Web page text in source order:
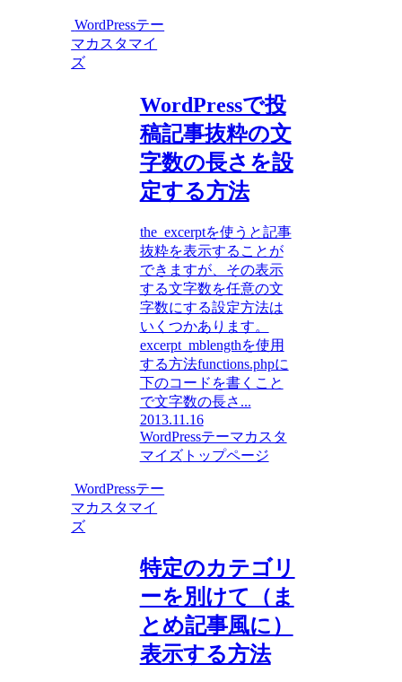
WordPressテー
マカスタマイ
ズ
WordPressで投
稿記事抜粋の文
字数の長さを設
定する方法
the_excerptを使うと記事
抜粋を表示することが
できますが、その表示
する文字数を任意の文
字数にする設定方法は
いくつかあります。
excerpt_mblengthを使用
する方法functions.phpに
下のコードを書くこと
で文字数の長さ...
2013.11.16
WordPressテーマカスタ
マイズトップページ
WordPressテー
マカスタマイ
ズ
特定のカテゴリ
ーを別けて（ま
とめ記事風に）
表示する方法